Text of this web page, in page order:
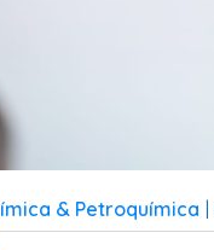
& Petroquímica